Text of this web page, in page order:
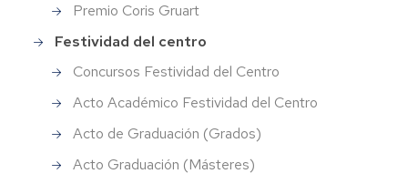
Premio Coris Gruart
Festividad del centro
Concursos Festividad del Centro
Acto Académico Festividad del Centro
Acto de Graduación (Grados)
Acto Graduación (Másteres)